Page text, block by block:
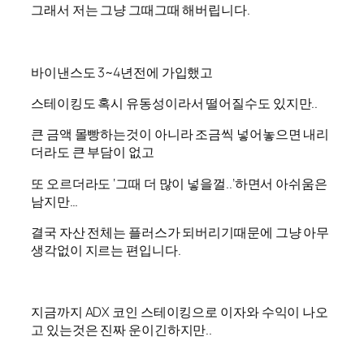
그래서 저는 그냥 그때그때 해버립니다.
바이낸스도 3~4년전에 가입했고
스테이킹도 혹시 유동성이라서 떨어질수도 있지만..
큰 금액 몰빵하는것이 아니라 조금씩 넣어놓으면 내리
더라도 큰 부담이 없고
또 오르더라도 ‘그때 더 많이 넣을껄..’하면서 아쉬움은
남지만…
결국 자산 전체는 플러스가 되버리기때문에 그냥 아무
생각없이 지르는 편입니다.
지금까지 ADX 코인 스테이킹으로 이자와 수익이 나오
고 있는것은 진짜 운이긴하지만..